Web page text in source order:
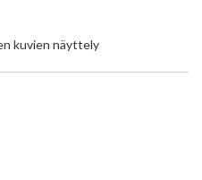
kuvien näyttely